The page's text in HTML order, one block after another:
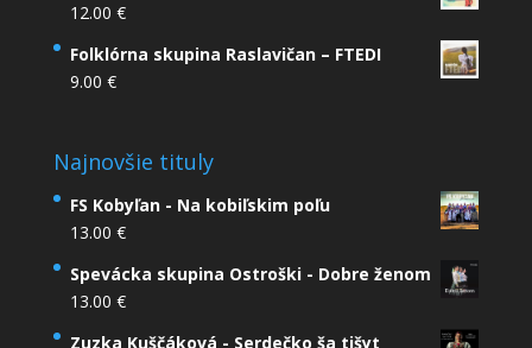
12.00 €
Folklórna skupina Raslavičan – FTEDI
9.00 €
Najnovšie tituly
FS Kobyľan - Na kobiľskim poľu
13.00 €
Spevácka skupina Ostroški - Dobre ženom
13.00 €
Zuzka Kuščáková - Serdečko ša tišyt